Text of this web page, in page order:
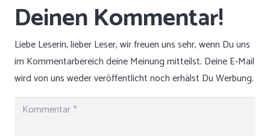
Liebe Leserin, lieber Leser, wir freuen uns sehr, wenn Du uns
im Kommentarbereich deine Meinung mitteilst. Deine E-Mail
wird von uns weder veröffentlicht noch erhälst Du Werbung.